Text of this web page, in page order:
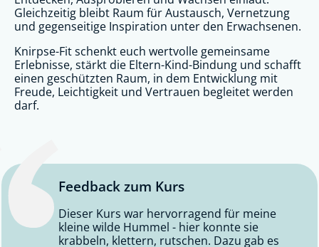
Gleichzeitig bleibt Raum für Austausch, Vernetzung
und gegenseitige Inspiration unter den Erwachsenen.
Knirpse-Fit schenkt euch wertvolle gemeinsame
Erlebnisse, stärkt die Eltern-Kind-Bindung und schafft
einen geschützten Raum, in dem Entwicklung mit
Freude, Leichtigkeit und Vertrauen begleitet werden
darf.
Feedback zum Kurs
Dieser Kurs war hervorragend für meine
kleine wilde Hummel - hier konnte sie
krabbeln, klettern, rutschen. Dazu gab es